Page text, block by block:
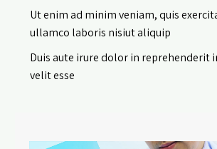
Ut enim ad minim veniam, quis
ullamco laboris nisiut aliquip
Duis aute irure dolor in reprehenderit
velit esse